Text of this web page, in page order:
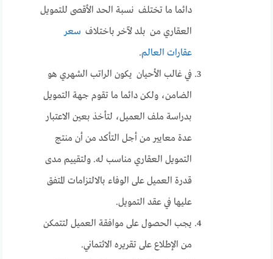
دائما ما تختلف نسبة الحد الأقصى للتمويل
العقاري من بلد لآخر باختلاف سعر
عقارات العالم.
في غالب الأحيان يكون الراتب الشهري هو
الضامن، ولكن دائما ما تقوم جهة التمويل
بدراسة ملف العميل، لتأخذ بعين الاعتبار
عدة معايير من أجل التأكد من أن منتج
التمويل العقاري مناسب له. ولتقييم مدى
قدرة العميل على الوفاء بالالتزامات المتفق
عليها في عقد التمويل.
يجب الحصول على موافقة العميل لتتمكن
من الإطلاع على تقريره الائتماني.